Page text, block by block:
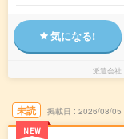
気になる!
派遣会社
未読
NEW
掲載日 2026/08/05